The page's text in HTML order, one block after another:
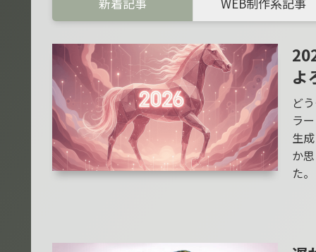
よ
ど
ラ
生
か
た。